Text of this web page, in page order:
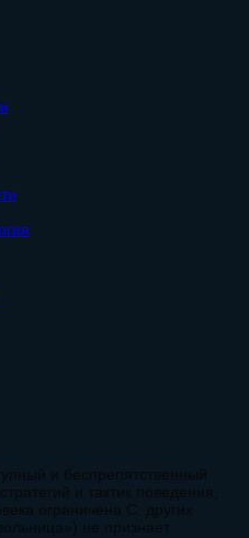
и беспрепятственный
и тактик поведения,
ограничена С. других
не признает